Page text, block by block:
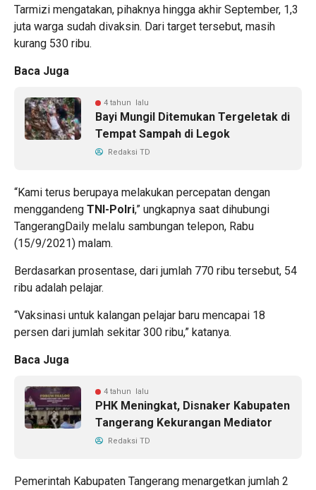
Tarmizi mengatakan, pihaknya hingga akhir September, 1,3
juta warga sudah divaksin. Dari target tersebut, masih
kurang 530 ribu.
Baca Juga
4 tahun lalu
Bayi Mungil Ditemukan Tergeletak di
Tempat Sampah di Legok
Redaksi TD
“Kami terus berupaya melakukan percepatan dengan
menggandeng TNI-Polri,” ungkapnya saat dihubungi
TangerangDaily melalu sambungan telepon, Rabu
(15/9/2021) malam.
Berdasarkan prosentase, dari jumlah 770 ribu tersebut, 54
ribu adalah pelajar.
“Vaksinasi untuk kalangan pelajar baru mencapai 18
persen dari jumlah sekitar 300 ribu,” katanya.
Baca Juga
4 tahun lalu
PHK Meningkat, Disnaker Kabupaten
Tangerang Kekurangan Mediator
Redaksi TD
Pemerintah Kabupaten Tangerang menargetkan jumlah 2